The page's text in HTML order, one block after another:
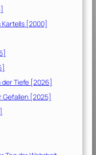
[2000]
der Tiefe [2026]
Gefallen [2025]